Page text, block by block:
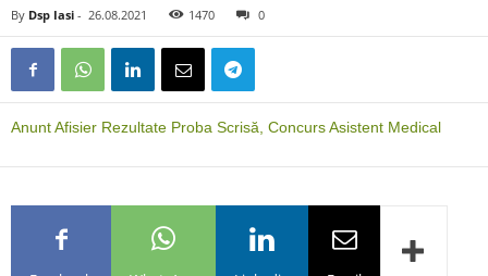
By Dsp Iasi - 26.08.2021 1470 0
Anunt Afisier Rezultate Proba Scrisă, Concurs Asistent Medical